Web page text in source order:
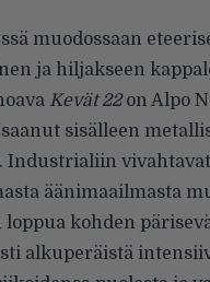
muodossaan
ja hiljakseen
Kevät 22on Alpo
sisälleen
Industrialiin
äänimaailmasta
loppua kohden
alkuperäistä